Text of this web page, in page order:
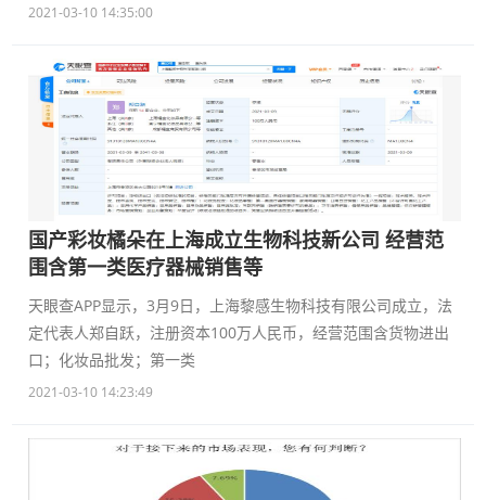
2021-03-10 14:35:00
国产彩妆橘朵在上海成立生物科技新公司 经营范
围含第一类医疗器械销售等
天眼查APP显示，3月9日，上海黎感生物科技有限公司成立，法
定代表人郑自跃，注册资本100万人民币，经营范围含货物进出
口；化妆品批发；第一类
2021-03-10 14:23:49